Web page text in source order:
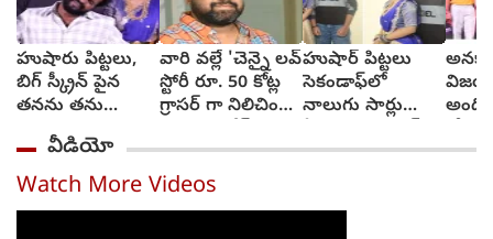
హుషారు పిట్టలు,
బిగ్ స్క్రీన్ పైన
తనను తను
చూసుకుని చెంప
పగలగొట్టుకున్న
నటుడు, వీడియో
వైరల్
వారి వల్లే 'చెన్నై లవ్
స్టోరీ రూ. 50 కోట్ల
గ్రాసర్ గా నిలిచింది -
హుషార్‌ పిట్టలు
సెకండాఫ్‌లో
నాలుగు సార్లు
అర్జున్‌
సోనూ
వీడియో
Watch More Videos